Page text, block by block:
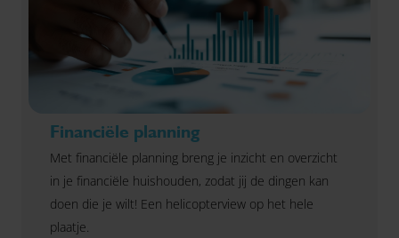
Financiële planning
Met financiële planning breng je inzicht en overzicht
in je financiële huishouden, zodat jij de dingen kan
doen die je wilt! Een helicopterview op het hele
plaatje.